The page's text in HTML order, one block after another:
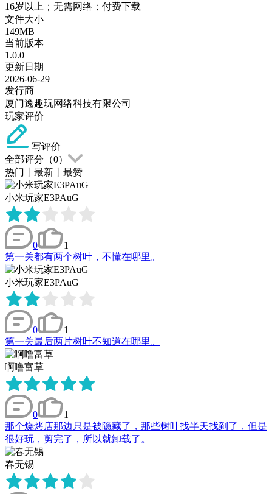
16岁以上；无需网络；付费下载
文件大小
149MB
当前版本
1.0.0
更新日期
2026-06-29
发行商
厦门逸趣玩网络科技有限公司
玩家评价
写评价
全部评分（0）
热门
最新 最赞
小米玩家E3PAuG
0
1
第一关都有两个树叶，不懂在哪里。
小米玩家E3PAuG
0
1
第一关最后两片树叶不知道在哪里。
啊噜富草
0
1
那个烧烤店那边只是被隐藏了，那些树叶找半天找到了，但是
很好玩，剪完了，所以就卸载了。
春无锡